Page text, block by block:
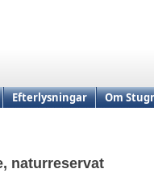
Efterlysningar Om
naturreservat